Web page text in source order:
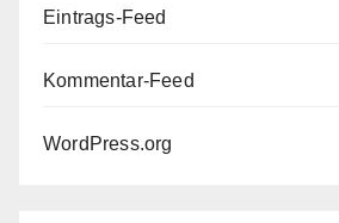
Eintrags-Feed
Kommentar-Feed
WordPress.org